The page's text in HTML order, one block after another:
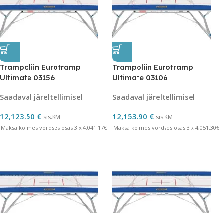
Trampoliin Eurotramp
Ultimate 03156
Saadaval järeltellimisel
12,123.50 € sis.KM
Maksa kolmes võrdses osas 3 x 4,041.17€
Trampoliin Eurotramp
Ultimate 03106
Saadaval järeltellimisel
12,153.90 € sis.KM
Maksa kolmes võrdses osas 3 x 4,051.30€